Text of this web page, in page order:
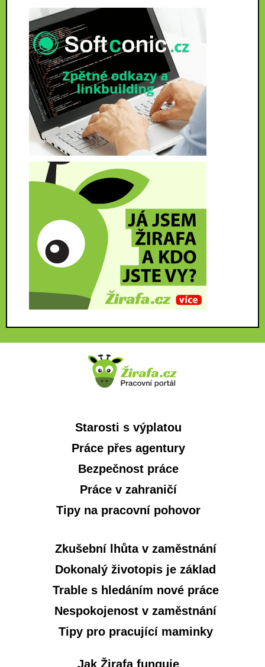
Starosti s výplatou
Práce přes agentury
Bezpečnost práce
Práce v zahraničí
Tipy na pracovní pohovor
Zkušební lhůta v zaměstnání
Dokonalý životopis je základ
Trable s hledáním nové práce
Nespokojenost v zaměstnání
Tipy pro pracující maminky
Jak Žirafa funguje